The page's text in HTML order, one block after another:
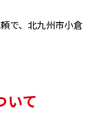
で、北九州市小倉
て